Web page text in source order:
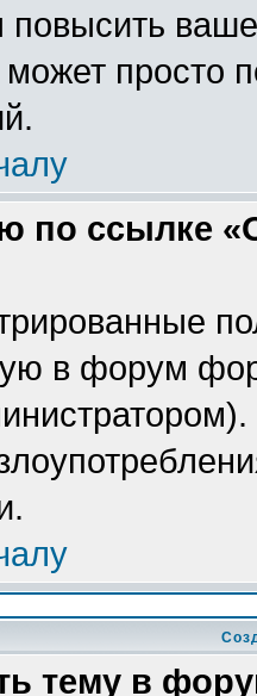
повысить
просто
по ссылке
в форум
тему в